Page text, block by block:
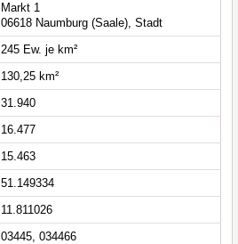
Markt 1
06618 Naumburg (Saale), Stadt
245 Ew. je km²
130,25 km²
31.940
16.477
15.463
51.149334
11.811026
03445, 034466